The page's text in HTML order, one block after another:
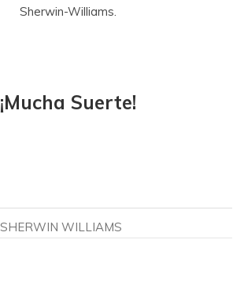
Sherwin-Williams.
¡Mucha Suerte!